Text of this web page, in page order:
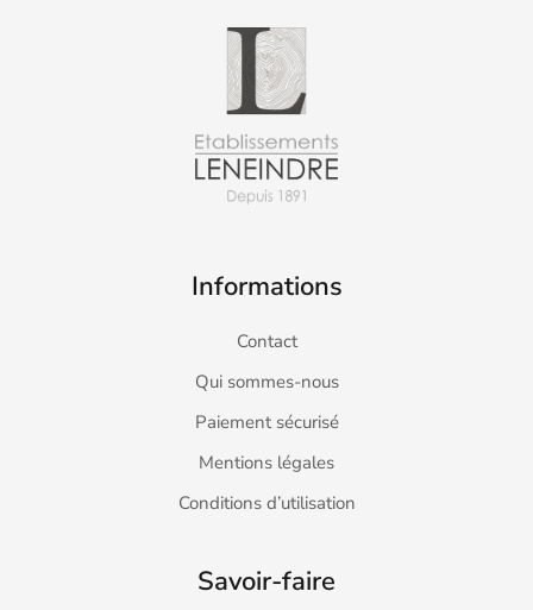
Informations
Contact
Qui sommes-nous
Paiement sécurisé
Mentions légales
Conditions d’utilisation
Savoir-faire